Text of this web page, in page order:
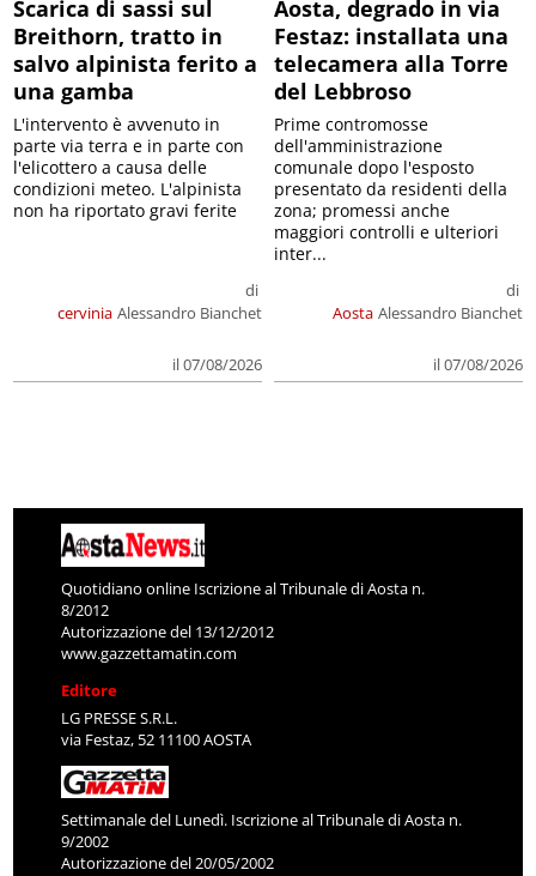
Scarica di sassi sul
Breithorn, tratto in
salvo alpinista ferito a
una gamba
cervinia
di
Alessandro Bianchet
il 07/08/2026
L'intervento è avvenuto in
parte via terra e in parte con
l'elicottero a causa delle
condizioni meteo. L'alpinista
non ha riportato gravi ferite
Aosta, degrado in via
Festaz: installata una
telecamera alla Torre
del Lebbroso
Aosta
di
Alessandro Bianchet
il 07/08/2026
Prime contromosse
dell'amministrazione
comunale dopo l'esposto
presentato da residenti della
zona; promessi anche
maggiori controlli e ulteriori
inter...
Quotidiano online Iscrizione al Tribunale di Aosta n.
8/2012
Autorizzazione del 13/12/2012
www.gazzettamatin.com
Editore
LG PRESSE S.R.L.
via Festaz, 52 11100 AOSTA
Settimanale del Lunedì. Iscrizione al Tribunale di Aosta n.
9/2002
Autorizzazione del 20/05/2002